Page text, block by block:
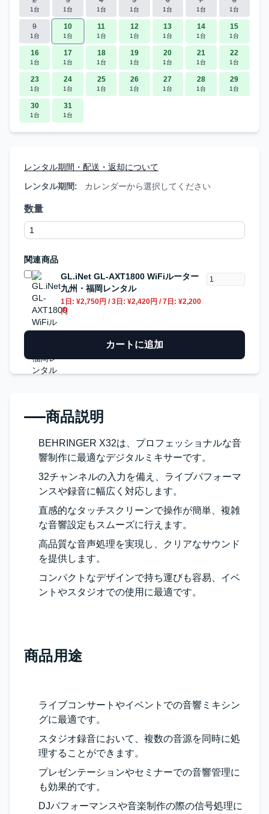
1台 1台 1台 1台 1台 1台 1台
9
1台
10
1台
11
1台
12
1台
13
1台
14
1台
15
1台
16
1台
17
1台
18
1台
19
1台
20
1台
21
1台
22
1台
23
1台
24
1台
25
1台
26
1台
27
1台
28
1台
29
1台
30
1台
31
1台
レンタル期間・配送・返却について
レンタル期間:
カレンダーから選択してください
数量
関連商品
GL.iNet GL-AXT1800 WiFiルーター
九州・福岡レンタル
1日: ¥2,750円 / 3日: ¥2,420円 / 7日: ¥2,200
円
カートに追加
商品説明
BEHRINGER X32は、プロフェッショナルな音
響制作に最適なデジタルミキサーです。
32チャンネルの入力を備え、ライブパフォーマ
ンスや録音に幅広く対応します。
直感的なタッチスクリーンで操作が簡単、複雑
な音響設定もスムーズに行えます。
高品質な音声処理を実現し、クリアなサウンド
を提供します。
コンパクトなデザインで持ち運びも容易、イベ
ントやスタジオでの使用に最適です。
商品用途
ライブコンサートやイベントでの音響ミキシン
グに最適です。
スタジオ録音において、複数の音源を同時に処
理することができます。
プレゼンテーションやセミナーでの音響管理に
も効果的です。
DJパフォーマンスや音楽制作の際の信号処理に